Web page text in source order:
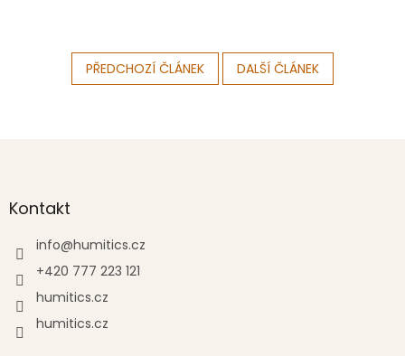
PŘEDCHOZÍ ČLÁNEK DALŠÍ ČLÁNEK
aKontakt
info@humitics.cz
+420 777 223 121
humitics.cz
humitics.cz